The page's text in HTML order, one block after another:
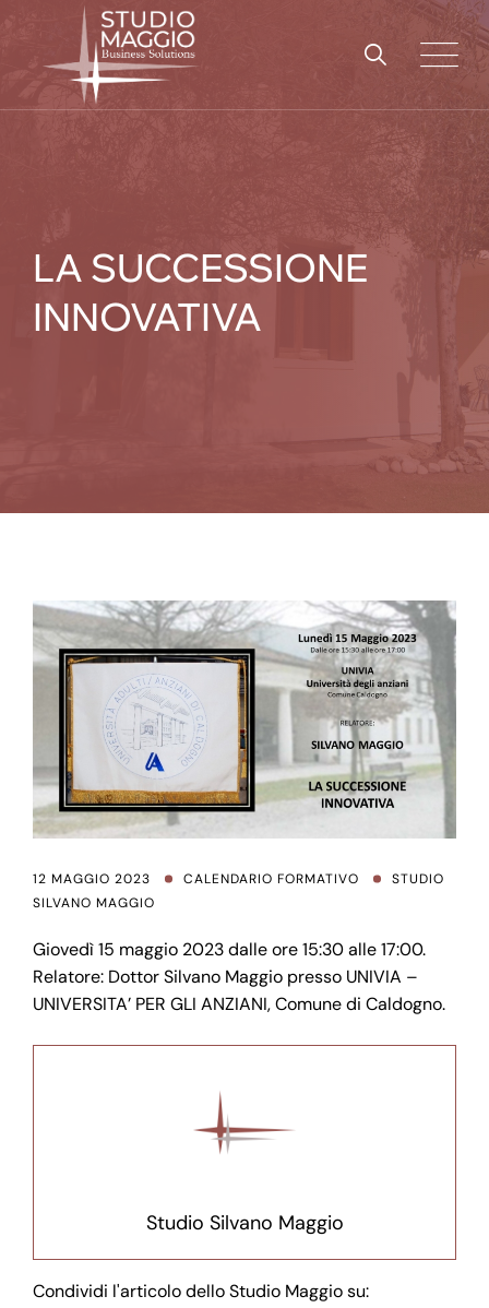
content
LA SUCCESSIONE
INNOVATIVA
12 MAGGIO 2023 CALENDARIO FORMATIVO
STUDIO
SILVANO MAGGIO
Giovedì 15 maggio 2023 dalle ore 15:30 alle 17:00.
Relatore: Dottor Silvano Maggio presso UNIVIA –
UNIVERSITA’ PER GLI ANZIANI, Comune di Caldogno.
Studio Silvano Maggio
Condividi l'articolo dello Studio Maggio su: